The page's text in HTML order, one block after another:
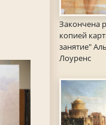
Закончена
копией
занятие"
Лоуренс